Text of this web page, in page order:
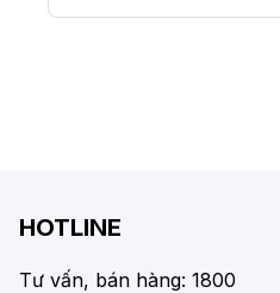
HOTLINE
Tư vấn, bán hàng: 1800